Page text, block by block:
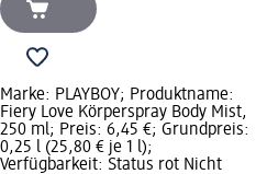
Marke: PLAYBOY; Produktname:
Fiery Love Körperspray Body Mist,
250 ml; Preis: 6,45 €; Grundpreis:
0,25 l (25,80 € je 1 l);
Verfügbarkeit: Status rot Nicht